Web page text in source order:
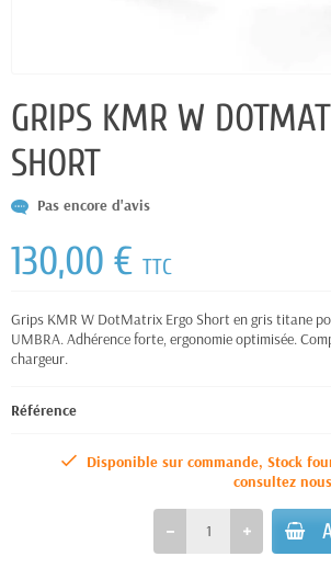
GRIPS KMR W
SHORT
Pas encore d'avis
130,00 € TTC
Grips KMR W DotMatrix Ergo Short en gris titane
UMBRA. Adhérence forte, ergonomie optimisée.
chargeur.
Référence
Disponible sur commande, Stock
consultez